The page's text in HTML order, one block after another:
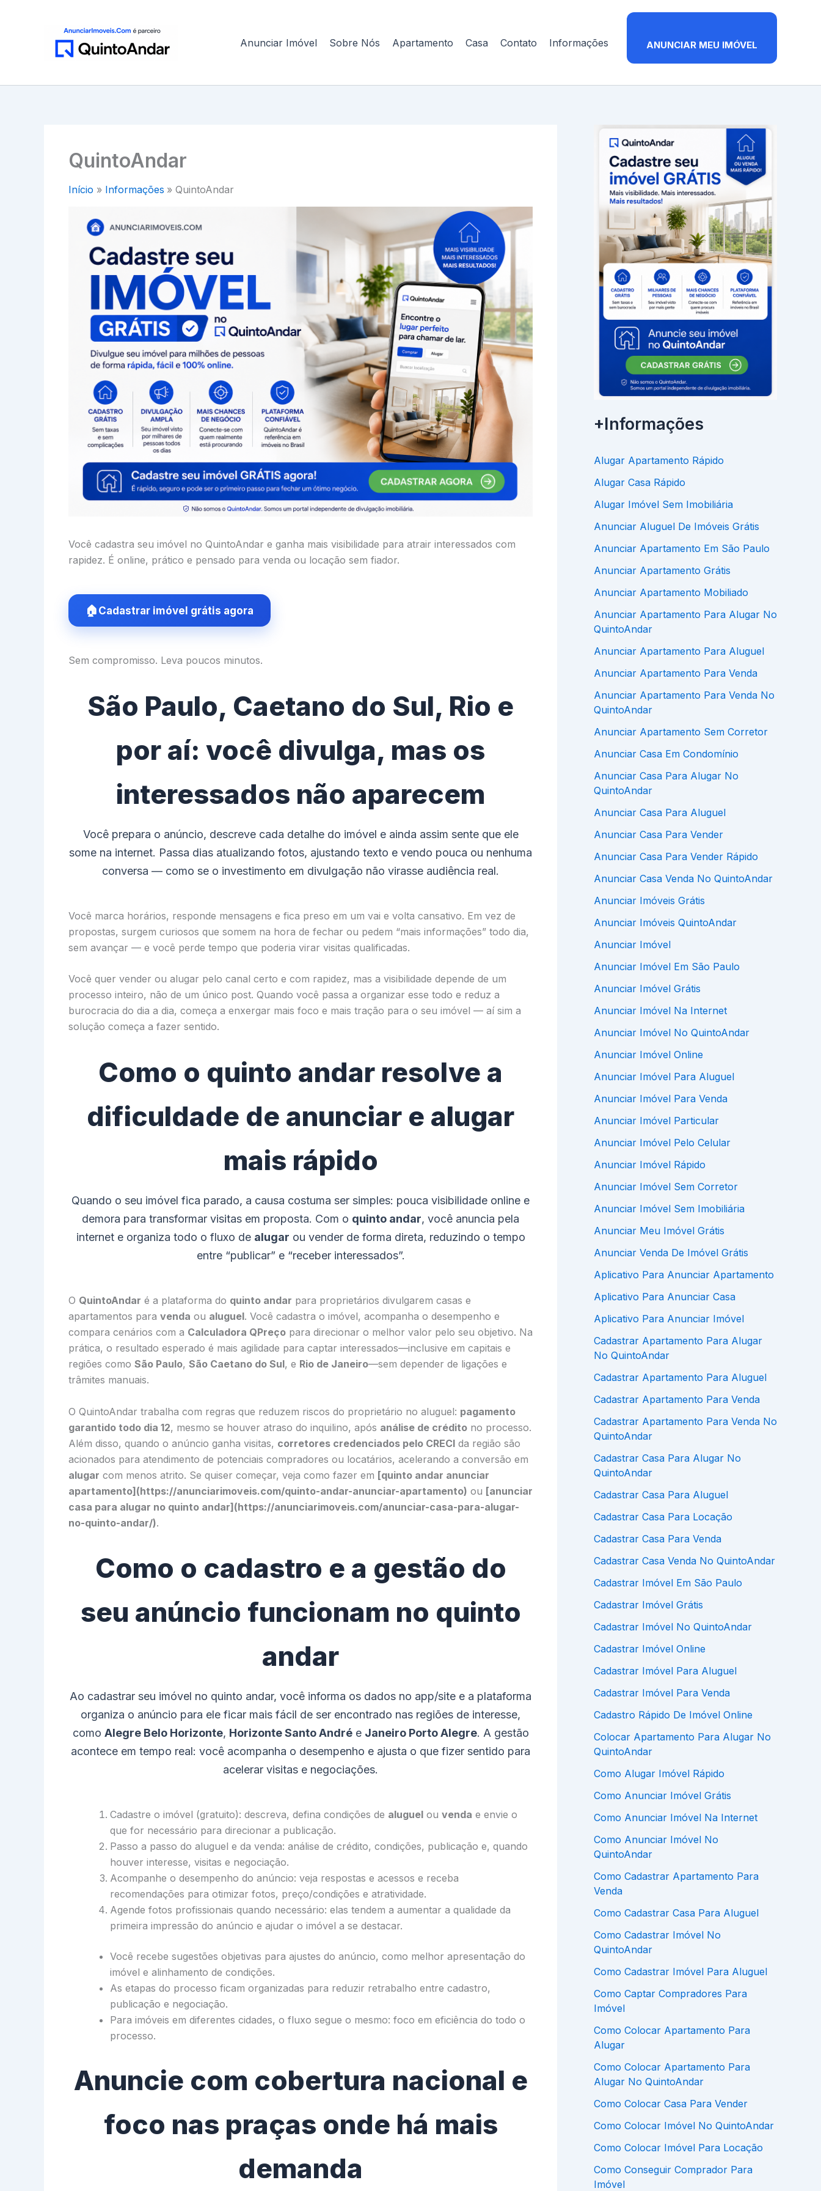
Anunciar Imóvel Sobre Nós Apartamento Casa Contato Informações ANUNCIAR MEU IMÓVEL
QuintoAndar
Início Informações QuintoAndar
Você cadastra seu imóvel no QuintoAndar e ganha mais visibilidade para atrair interessados com
rapidez. É online, prático e pensado para venda ou locação sem fiador.
Cadastrar imóvel grátis agora
Sem compromisso. Leva poucos minutos.
São Paulo, Caetano do Sul, Rio e
por aí: você divulga, mas os
interessados não aparecem
Você prepara o anúncio, descreve cada detalhe do imóvel e ainda assim sente que ele
some na internet. Passa dias atualizando fotos, ajustando texto e vendo pouca ou nenhuma
conversa — como se o investimento em divulgação não virasse audiência real.
Você marca horários, responde mensagens e fica preso em um vai e volta cansativo. Em vez de
propostas, surgem curiosos que somem na hora de fechar ou pedem “mais informações” todo dia,
sem avançar — e você perde tempo que poderia virar visitas qualificadas.
Você quer vender ou alugar pelo canal certo e com rapidez, mas a visibilidade depende de um
processo inteiro, não de um único post. Quando você passa a organizar esse todo e reduz a
burocracia do dia a dia, começa a enxergar mais foco e mais tração para o seu imóvel — aí sim a
solução começa a fazer sentido.
Como o quinto andar resolve a
dificuldade de anunciar e alugar
mais rápido
Quando o seu imóvel fica parado, a causa costuma ser simples: pouca visibilidade online e
demora para transformar visitas em proposta. Com o quinto andar, você anuncia pela
internet e organiza todo o fluxo de alugar ou vender de forma direta, reduzindo o tempo
entre “publicar” e “receber interessados”.
O QuintoAndar é a plataforma do quinto andar para proprietários divulgarem casas e
apartamentos para venda ou aluguel. Você cadastra o imóvel, acompanha o desempenho e
compara cenários com a Calculadora QPreço para direcionar o melhor valor pelo seu objetivo. Na
prática, o resultado esperado é mais agilidade para captar interessados—inclusive em capitais e
regiões como São Paulo, São Caetano do Sul, e Rio de Janeiro—sem depender de ligações e
trâmites manuais.
O QuintoAndar trabalha com regras que reduzem riscos do proprietário no aluguel: pagamento
garantido todo dia 12, mesmo se houver atraso do inquilino, após análise de crédito no processo.
Além disso, quando o anúncio ganha visitas, corretores credenciados pelo CRECI da região são
acionados para atendimento de potenciais compradores ou locatários, acelerando a conversão em
alugar com menos atrito. Se quiser começar, veja como fazer em [quinto andar anunciar
apartamento](https://anunciarimoveis.com/quinto-andar-anunciar-apartamento) ou [anunciar
casa para alugar no quinto andar](https://anunciarimoveis.com/anunciar-casa-para-alugar-
no-quinto-andar/).
Como o cadastro e a gestão do
seu anúncio funcionam no quinto
andar
Ao cadastrar seu imóvel no quinto andar, você informa os dados no app/site e a plataforma
organiza o anúncio para ele ficar mais fácil de ser encontrado nas regiões de interesse,
como Alegre Belo Horizonte, Horizonte Santo Andrée Janeiro Porto Alegre. A gestão
acontece em tempo real: você acompanha o desempenho e ajusta o que fizer sentido para
acelerar visitas e negociações.
Cadastre o imóvel (gratuito): descreva, defina condições de aluguel ou venda e envie o
que for necessário para direcionar a publicação.
Passo a passo do aluguel e da venda: análise de crédito, condições, publicação e, quando
houver interesse, visitas e negociação.
Acompanhe o desempenho do anúncio: veja respostas e acessos e receba
recomendações para otimizar fotos, preço/condições e atratividade.
Agende fotos profissionais quando necessário: elas tendem a aumentar a qualidade da
primeira impressão do anúncio e ajudar o imóvel a se destacar.
Você recebe sugestões objetivas para ajustes do anúncio, como melhor apresentação do
imóvel e alinhamento de condições.
As etapas do processo ficam organizadas para reduzir retrabalho entre cadastro,
publicação e negociação.
Para imóveis em diferentes cidades, o fluxo segue o mesmo: foco em eficiência do todo o
processo.
Anuncie com cobertura nacional e
foco nas praças onde há mais
demanda
+Informações
Alugar Apartamento Rápido
Alugar Casa Rápido
Alugar Imóvel Sem Imobiliária
Anunciar Aluguel De Imóveis Grátis
Anunciar Apartamento Em São Paulo
Anunciar Apartamento Grátis
Anunciar Apartamento Mobiliado
Anunciar Apartamento Para Alugar No
QuintoAndar
Anunciar Apartamento Para Aluguel
Anunciar Apartamento Para Venda
Anunciar Apartamento Para Venda No
QuintoAndar
Anunciar Apartamento Sem Corretor
Anunciar Casa Em Condomínio
Anunciar Casa Para Alugar No
QuintoAndar
Anunciar Casa Para Aluguel
Anunciar Casa Para Vender
Anunciar Casa Para Vender Rápido
Anunciar Casa Venda No QuintoAndar
Anunciar Imóveis Grátis
Anunciar Imóveis QuintoAndar
Anunciar Imóvel
Anunciar Imóvel Em São Paulo
Anunciar Imóvel Grátis
Anunciar Imóvel Na Internet
Anunciar Imóvel No QuintoAndar
Anunciar Imóvel Online
Anunciar Imóvel Para Aluguel
Anunciar Imóvel Para Venda
Anunciar Imóvel Particular
Anunciar Imóvel Pelo Celular
Anunciar Imóvel Rápido
Anunciar Imóvel Sem Corretor
Anunciar Imóvel Sem Imobiliária
Anunciar Meu Imóvel Grátis
Anunciar Venda De Imóvel Grátis
Aplicativo Para Anunciar Apartamento
Aplicativo Para Anunciar Casa
Aplicativo Para Anunciar Imóvel
Cadastrar Apartamento Para Alugar
No QuintoAndar
Cadastrar Apartamento Para Aluguel
Cadastrar Apartamento Para Venda
Cadastrar Apartamento Para Venda No
QuintoAndar
Cadastrar Casa Para Alugar No
QuintoAndar
Cadastrar Casa Para Aluguel
Cadastrar Casa Para Locação
Cadastrar Casa Para Venda
Cadastrar Casa Venda No QuintoAndar
Cadastrar Imóvel Em São Paulo
Cadastrar Imóvel Grátis
Cadastrar Imóvel No QuintoAndar
Cadastrar Imóvel Online
Cadastrar Imóvel Para Aluguel
Cadastrar Imóvel Para Venda
Cadastro Rápido De Imóvel Online
Colocar Apartamento Para Alugar No
QuintoAndar
Como Alugar Imóvel Rápido
Como Anunciar Imóvel Grátis
Como Anunciar Imóvel Na Internet
Como Anunciar Imóvel No
QuintoAndar
Como Cadastrar Apartamento Para
Venda
Como Cadastrar Casa Para Aluguel
Como Cadastrar Imóvel No
QuintoAndar
Como Cadastrar Imóvel Para Aluguel
Como Captar Compradores Para
Imóvel
Como Colocar Apartamento Para
Alugar
Como Colocar Apartamento Para
Alugar No QuintoAndar
Como Colocar Casa Para Vender
Como Colocar Imóvel No QuintoAndar
Como Colocar Imóvel Para Locação
Como Conseguir Comprador Para
Imóvel